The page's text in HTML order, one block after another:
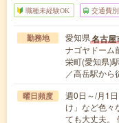
職種未経験OK 交通費
勤務地 愛知県名古屋
ナゴヤドーム
栄町(愛知県)
／高岳駅から
曜日頻度
週0日～/月1
け」など色々
ても大丈夫。